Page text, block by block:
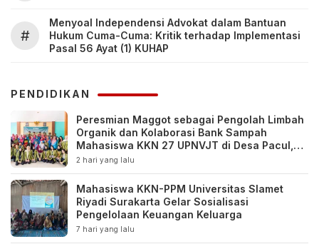
#
Menyoal Independensi Advokat dalam Bantuan
Hukum Cuma-Cuma: Kritik terhadap Implementasi
Pasal 56 Ayat (1) KUHAP
PENDIDIKAN
Peresmian Maggot sebagai Pengolah Limbah
Organik dan Kolaborasi Bank Sampah
Mahasiswa KKN 27 UPNVJT di Desa Pacul,
Bojonegoro
2 hari yang lalu
Mahasiswa KKN-PPM Universitas Slamet
Riyadi Surakarta Gelar Sosialisasi
Pengelolaan Keuangan Keluarga
7 hari yang lalu